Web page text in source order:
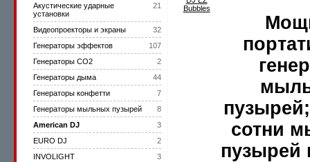
21
Акустические ударные
установки
32
Видеопроекторы и экраны
107
Генераторы эффектов
2
Генераторы CO2
44
Генераторы дыма
7
Генераторы конфетти
8
Генераторы мыльных пузырей
3
American DJ
2
EURO DJ
3
INVOLIGHT
сотни
пузырей